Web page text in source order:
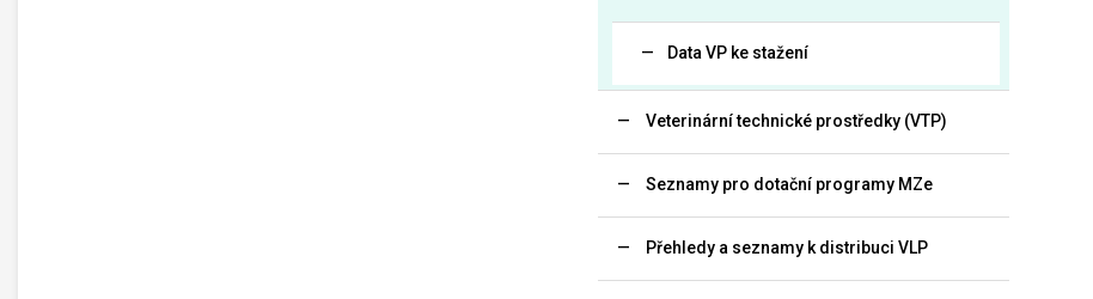
Data VP ke stažení
Veterinární technické prostředky (VTP)
Seznamy pro dotační programy MZe
Přehledy a seznamy k distribuci VLP